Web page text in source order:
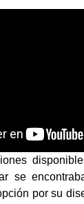
se
por su